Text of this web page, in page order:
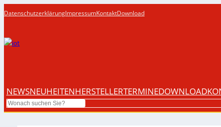
DatenschutzerklärungImpressumKontaktDownload
NEWSNEUHEITENHERSTELLERTERMINEDOWNLOAD
Search